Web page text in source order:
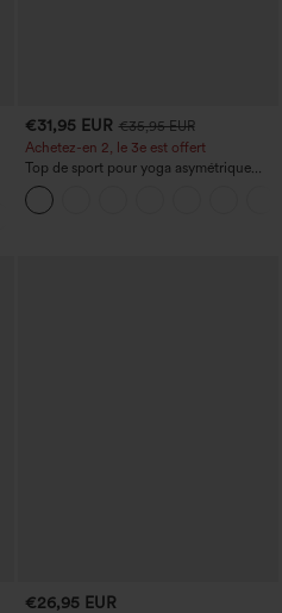
€31,95 EUR €35,95 EUR
Achetez-en 2, le 3e est offert
Top de sport pour yoga asymétrique
(une épaule) à manches longues avec
ouverture pour le pouce, ourlet arrondi
haut-bas, séchage rapide, soutien-gorge
€26,95 EUR